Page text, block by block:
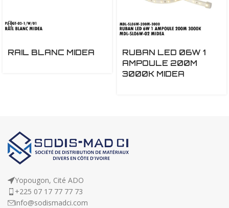
RAIL BLANC MIDEA
RUBAN LED 06W 1
AMPOULE 200M
3000K MIDEA
Yopougon, Cité ADO
+225 07 17 77 77 73
info@sodismadci.com